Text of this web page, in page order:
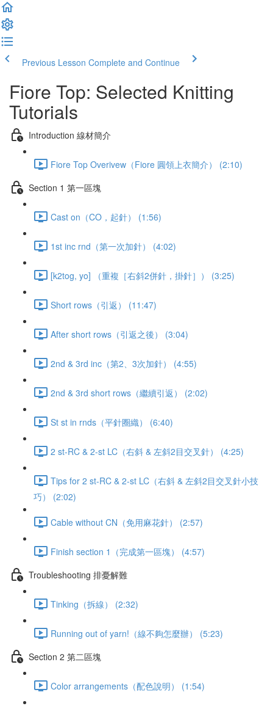
Previous Lesson Complete and Continue
Fiore Top: Selected Knitting
Tutorials
Introduction 線材簡介
Fiore Top Overivew（Fiore 圓領上衣簡介） (2:10)
Section 1 第一區塊
Cast on（CO，起針） (1:56)
1st inc rnd（第一次加針） (4:02)
[k2tog, yo] （重複［右斜2併針，掛針］） (3:25)
Short rows（引返） (11:47)
After short rows（引返之後） (3:04)
2nd & 3rd inc（第2、3次加針） (4:55)
2nd & 3rd short rows（繼續引返） (2:02)
St st in rnds（平針圈織） (6:40)
2 st-RC & 2-st LC（右斜 & 左斜2目交叉針） (4:25)
Tips for 2 st-RC & 2-st LC（右斜 & 左斜2目交叉針小技
巧） (2:02)
Cable without CN（免用麻花針） (2:57)
Finish section 1（完成第一區塊） (4:57)
Troubleshooting 排憂解難
Tinking（拆線） (2:32)
Running out of yarn!（線不夠怎麼辦） (5:23)
Section 2 第二區塊
Color arrangements（配色說明） (1:54)